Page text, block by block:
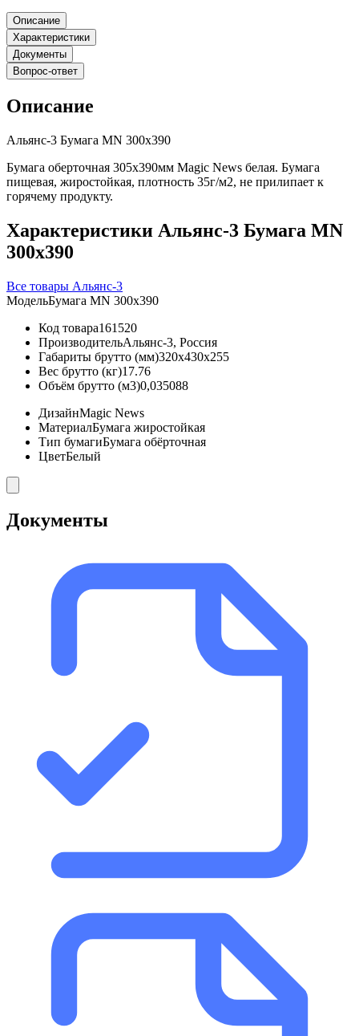
Описание
Характеристики
Документы
Вопрос-ответ
Описание
Альянс-3 Бумага MN 300х390
Бумага оберточная 305х390мм Magic News белая. Бумага
пищевая, жиростойкая, плотность 35г/м2, не прилипает к
горячему продукту.
Характеристики Альянс-3 Бумага MN
300х390
Все товары Альянс-3
МодельБумага MN 300х390
Код товара161520
ПроизводительАльянс-3, Россия
Габариты брутто (мм)320x430x255
Вес брутто (кг)17.76
Объём брутто (м3)0,035088
ДизайнMagic News
МатериалБумага жиростойкая
Тип бумагиБумага обёрточная
ЦветБелый
Документы